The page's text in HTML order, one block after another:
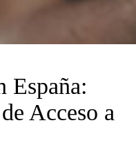
España:
Acceso a